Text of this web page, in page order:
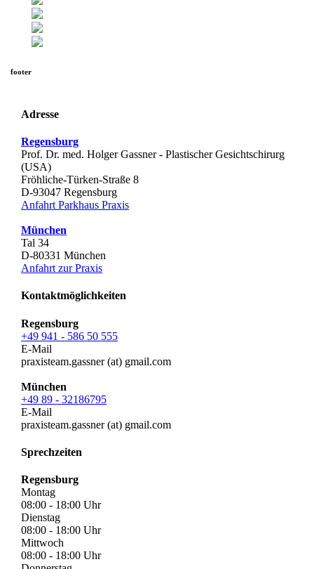
footer
Adresse
Regensburg
Prof. Dr. med. Holger Gassner - Plastischer Gesichtschirurg
(USA)
Fröhliche-Türken-Straße 8
D-93047 Regensburg
Anfahrt Parkhaus Praxis
München
Tal 34
D-80331 München
Anfahrt zur Praxis
Kontaktmöglichkeiten
Regensburg
+49 941 - 586 50 555
E-Mail
praxisteam.gassner (at) gmail.com
München
+49 89 - 32186795
E-Mail
praxisteam.gassner (at) gmail.com
Sprechzeiten
Regensburg
Montag
08:00 - 18:00 Uhr
Dienstag
08:00 - 18:00 Uhr
Mittwoch
08:00 - 18:00 Uhr